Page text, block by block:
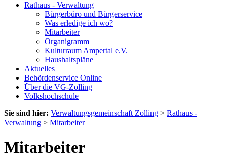
Rathaus - Verwaltung
Bürgerbüro und Bürgerservice
Was erledige ich wo?
Mitarbeiter
Organigramm
Kulturraum Ampertal e.V.
Haushaltspläne
Aktuelles
Behördenservice Online
Über die VG-Zolling
Volkshochschule
Sie sind hier: Verwaltungsgemeinschaft Zolling > Rathaus -
Verwaltung > Mitarbeiter
Mitarbeiter